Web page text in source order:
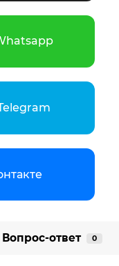
Вопрос-ответ 0